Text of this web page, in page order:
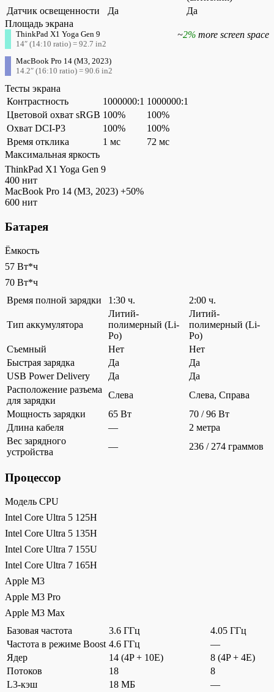
Датчик освещенности
Да
Да
Площадь экрана
ThinkPad X1 Yoga Gen 9
14″ (14:10 ratio) = 92.7 in2
MacBook Pro 14 (M3, 2023)
14.2″ (16:10 ratio) = 90.6 in2
~2% more screen space
Тесты экрана
Контрастность
1000000:1 1000000:1
Цветовой охват sRGB 100%
100%
Охват DCI-P3
100%
100%
Время отклика
1 мс
72 мс
Максимальная яркость
ThinkPad X1 Yoga Gen 9
400 нит
MacBook Pro 14 (M3, 2023) +50%
600 нит
Батарея
Ёмкость
57 Вт*ч
70 Вт*ч
Время полной зарядки
1:30 ч. 2:00 ч.
Тип аккумулятора
Литий-
полимерный (Li-
Po)
Литий-
полимерный (Li-
Po)
Съемный
Нет
Нет
Быстрая зарядка
Да
Да
USB Power Delivery
Да
Да
Расположение разъема
для зарядки
Слева
Слева, Справа
Мощность зарядки
65 Вт
70 / 96 Вт
Длина кабеля
—
2 метра
Вес зарядного
устройства
— 236 / 274 граммов
Процессор
Модель CPU
Intel Core Ultra 5 125H
Intel Core Ultra 5 135H
Intel Core Ultra 7 155U
Intel Core Ultra 7 165H
Apple M3
Apple M3 Pro
Apple M3 Max
Базовая частота
3.6 ГГц
4.05 ГГц
Частота в режиме Boost 4.6 ГГц
—
Ядер
14 (4P + 10E)
8 (4P + 4E)
Потоков
18
8
L3-кэш
18 МБ
—